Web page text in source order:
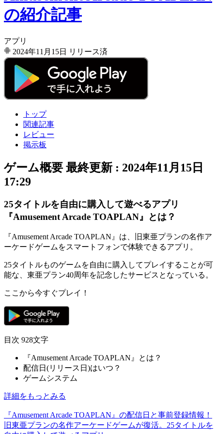
の紹介記事
アプリ
2024年11月15日
リリース済
トップ
関連記事
レビュー
掲示板
ゲーム概要 最終更新 : 2024年11月15日
17:29
25タイトルを自由に購入して遊べるアプリ
『Amusement Arcade TOAPLAN』とは？
『Amusement Arcade TOAPLAN』は、旧東亜プランの名作ア
ーケードゲームをスマートフォンで体験できるアプリ 。
25タイトルものゲームを自由に購入してプレイすることが可
能な、 東亜プラン40周年を記念 したサービスとなっている。
ここから今すぐプレイ！
目次 928文字
『Amusement Arcade TOAPLAN』とは？
配信日(リリース日)はいつ？
ゲームシステム
詳細をもっとみる
『Amusement Arcade TOAPLAN』の配信日と事前登録情報！
旧東亜プランの名作アーケードゲームが復活。25タイトルを